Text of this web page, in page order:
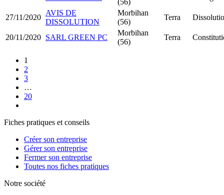
(56)
27/11/2020
AVIS DE
DISSOLUTION
Morbihan
(56)
Terra
20/11/2020 SARL GREEN PC
Morbihan
(56)
Terra
1
2
3
…
20
Fiches pratiques et conseils
Créer son entreprise
Gérer son entreprise
Fermer son entreprise
Toutes nos fiches pratiques
Notre société